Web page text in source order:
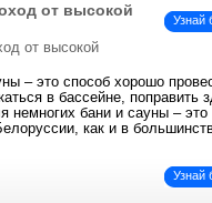
Узнай
от высокой
– это способ хорошо
в бассейне, поправить
бани и сауны – это
как и в
Узнай